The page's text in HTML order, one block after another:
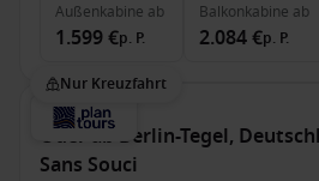
Außenkabine ab
1.599 €p. P.
Balkonkabine ab
2.084 €p. P.
Nur Kreuzfahrt
Oder ab Berlin-Tegel,
Sans Souci